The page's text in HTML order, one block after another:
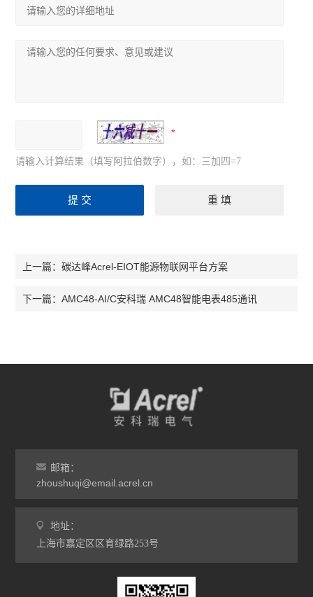
ARTM系列温度巡检测控仪
ARTU系列四遥单元
AMC16 系列监控装置
请输入计算结果（填写阿拉伯数字），如：三加四=7
上一篇：碳达峰Acrel-EIOT能源物联网平台方案
下一篇：AMC48-AI/C安科瑞 AMC48智能电表485通讯
邮箱：
zhoushuqi@email.acrel.cn
地址：
上海市嘉定区区育绿路253号